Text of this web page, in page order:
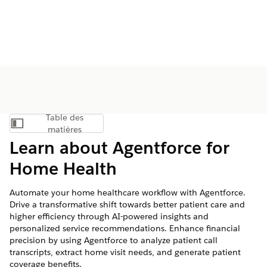
Afficher la table des matières
Table des
matières
Learn about Agentforce for
Home Health
Automate your home healthcare workflow with Agentforce.
Drive a transformative shift towards better patient care and
higher efficiency through AI-powered insights and
personalized service recommendations. Enhance financial
precision by using Agentforce to analyze patient call
transcripts, extract home visit needs, and generate patient
coverage benefits.